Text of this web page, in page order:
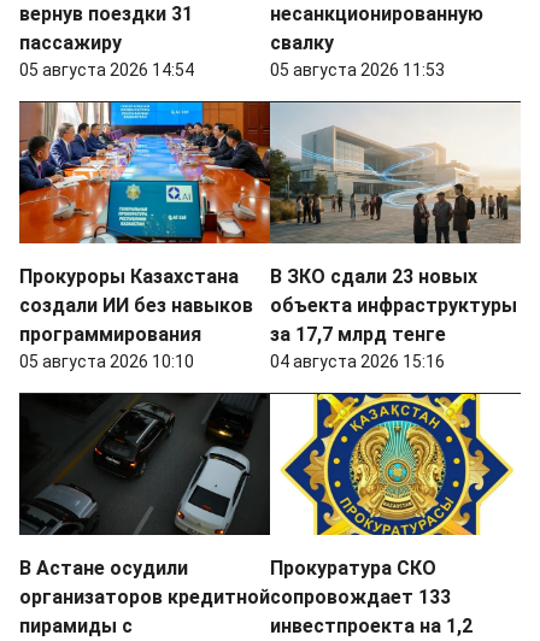
вернув поездки 31
пассажиру
05 августа 2026 14:54
несанкционированную
свалку
05 августа 2026 11:53
Прокуроры Казахстана
создали ИИ без навыков
программирования
05 августа 2026 10:10
В ЗКО сдали 23 новых
объекта инфраструктуры
за 17,7 млрд тенге
04 августа 2026 15:16
В Астане осудили
организаторов кредитной
пирамиды с
Прокуратура СКО
сопровождает 133
инвестпроекта на 1,2